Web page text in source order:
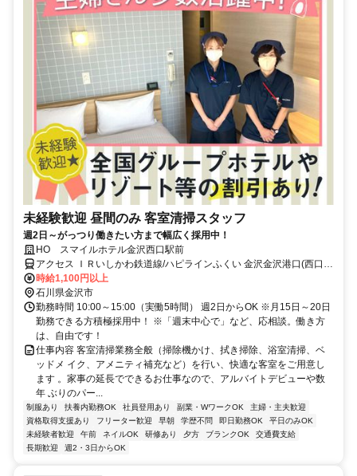
未経験歓迎 昼間のみ 客室清掃スタッフ
週2日～がっつり働きたい方まで幅広く採用中！
HO スマイルホテル金沢西口駅前
アクセス ＩＲいしかわ鉄道線/ハピラインふくい 金沢金沢港口(西口)
徒歩約5分、ＪＲ北陸新幹線 金沢金沢港口(西口)徒歩約5分、北陸鉄道
浅野川線 北鉄金沢A-5口徒歩約6分 「金沢駅」西口より徒歩約4分
時給1,100円以上
石川県金沢市
勤務時間 10:00～15:00（実働5時間） 週2日からOK ※月15日～20日
勤務できる方積極採用中！ ※「週末中心で」など、応相談。働き方
は、自由です！
仕事内容 客室清掃業務全般（掃除機かけ、拭き掃除、浴室清掃、ベ
ッドメ イク、アメニティ補充など）を行い、快適な客室をご用意し
ます 。家事の延長でできるお仕事なので、アルバイトデビューや数
年 ぶりのパー...
制服あり 扶養内勤務OK 社員登用あり 副業・WワークOK
主婦・主夫歓迎
資格取得支援あり
フリーター歓迎 早朝 学歴不問 即日勤務OK
平日のみOK
未経験者歓迎
午前 ネイルOK 研修あり 夕方 ブランクOK
交通費支給
長期歓迎
週2・3日からOK